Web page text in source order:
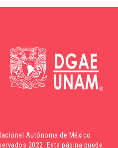
Autónoma de México
2022. Esta página puede